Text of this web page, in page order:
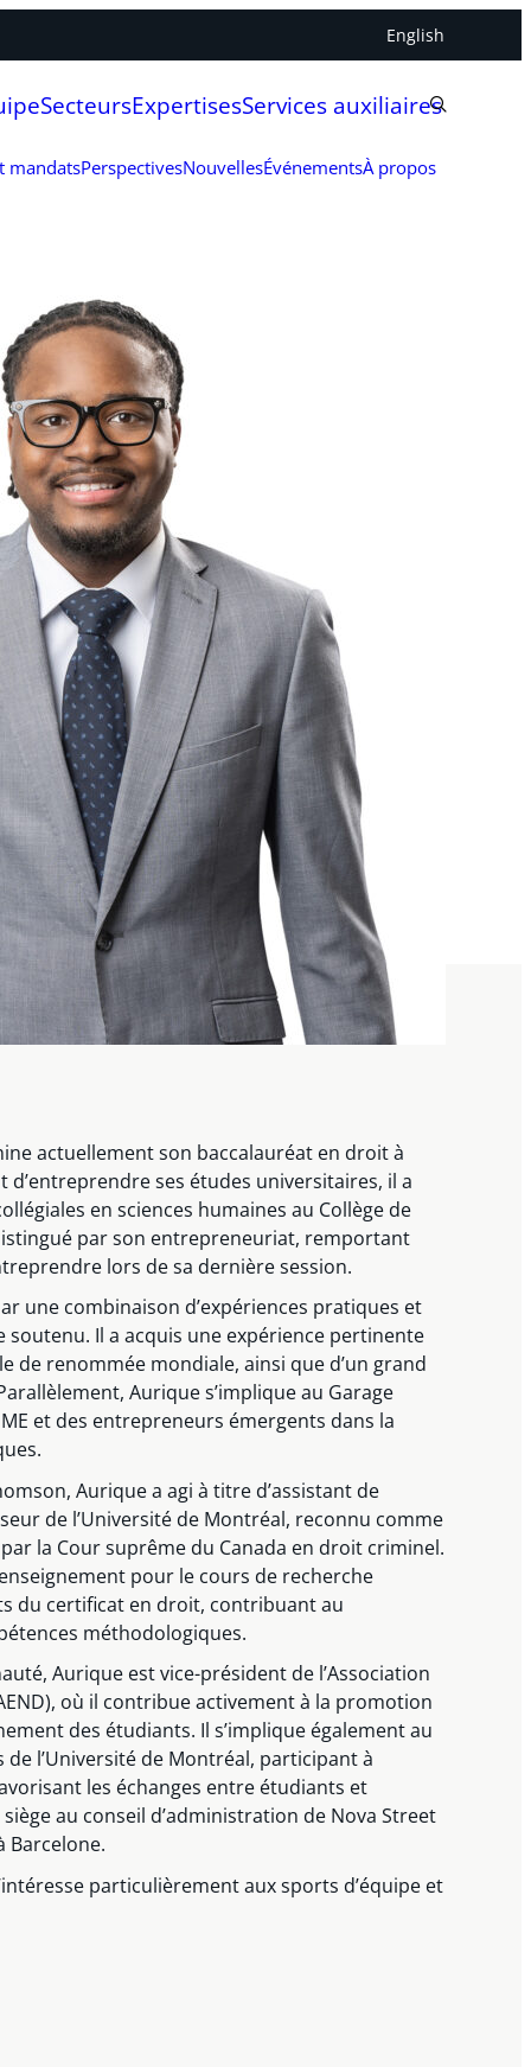
English
SecteursExpertisesServices auxiliaires
mandatsPerspectivesNouvellesÉvénementsÀ propos
actuellement son baccalauréat en droit à
d’entreprendre ses études universitaires, il a
en sciences humaines au Collège de
par son entrepreneuriat, remportant
lors de sa dernière session.
une combinaison d’expériences pratiques et
soutenu. Il a acquis une expérience pertinente
de renommée mondiale, ainsi que d’un grand
Aurique s’implique au Garage
et des entrepreneurs émergents dans la
Aurique a agi à titre d’assistant de
de l’Université de Montréal, reconnu comme
la Cour suprême du Canada en droit criminel.
pour le cours de recherche
du certificat en droit, contribuant au
méthodologiques.
Aurique est vice-président de l’Association
où il contribue activement à la promotion
des étudiants. Il s’implique également au
l’Université de Montréal, participant à
les échanges entre étudiants et
au conseil d’administration de Nova Street
Barcelone.
particulièrement aux sports d’équipe et